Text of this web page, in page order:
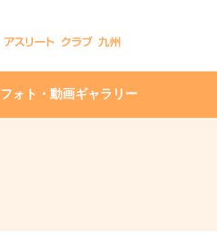
フォト・動画ギャラリー